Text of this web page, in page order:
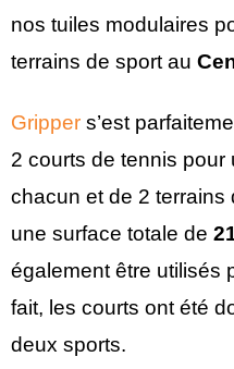
nos tuiles modulaires
terrains de sport au
Gripper s’est
2 courts de tennis pour
chacun et de 2 terrains
une surface totale de
également être utilisés
fait, les courts ont été
deux sports.